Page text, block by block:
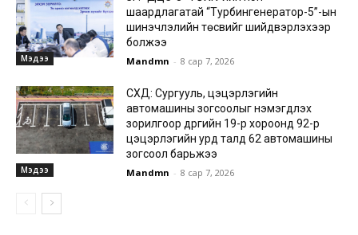
Мэдээ
шаардлагатай “Турбингенератор-5”-ын
шинэчлэлийн төсвийг шийдвэрлэхээр
болжээ
Mandmn - 8 сар 7, 2026
Мэдээ
СХД: Сургууль, цэцэрлэгийн
автомашины зогсоолыг нэмэгдүүлэх
зорилгоор дүүргийн 19-р хороонд 92-р
цэцэрлэгийн урд талд 62 автомашины
зогсоол барьжээ
Mandmn - 8 сар 7, 2026